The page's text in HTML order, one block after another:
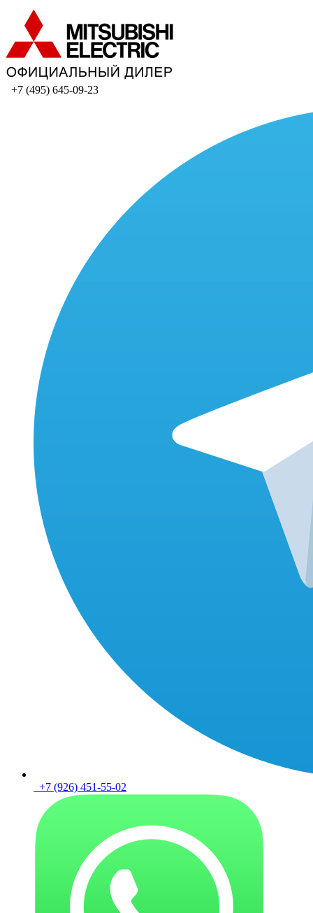
+7 (495) 645-09-23
+7 (926) 451-55-02